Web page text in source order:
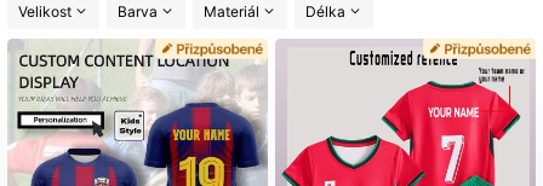
Velikost
Barva Materiál Délka